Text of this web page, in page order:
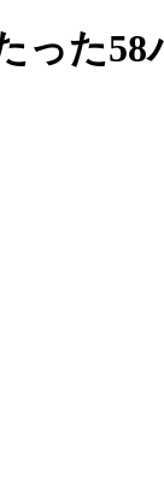
った58